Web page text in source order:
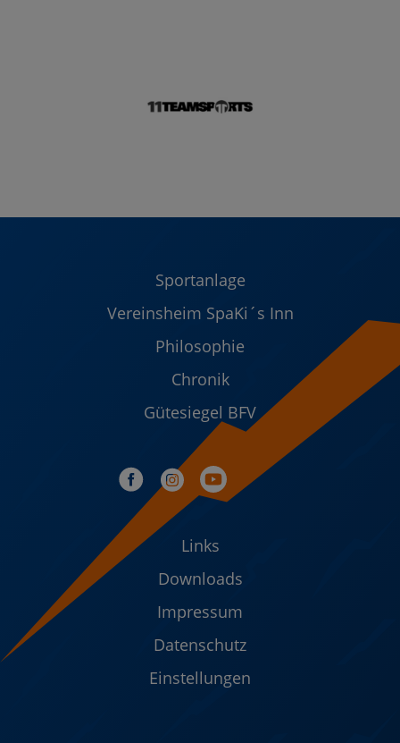
Sportanlage
Vereinsheim SpaKi´s Inn
Philosophie
Chronik
Gütesiegel BFV
Links
Downloads
Impressum
Datenschutz
Einstellungen